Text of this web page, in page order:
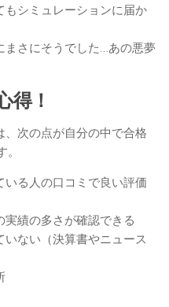
もシミュレーションに届か
まさにそうでした…あの悪夢
得！
次の点が自分の中で合格
る人の口コミで良い評価
実績の多さが確認できる
ない（決算書やニュース